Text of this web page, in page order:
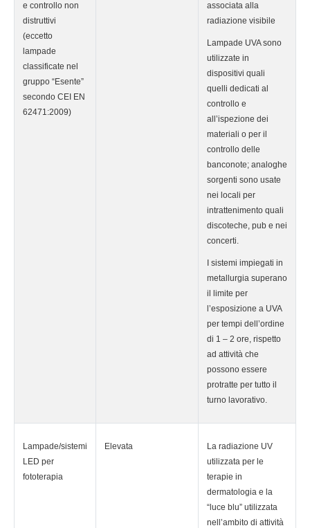
e controllo non
distruttivi
(eccetto
lampade
classificate nel
gruppo “Esente”
secondo CEI EN
62471:2009)
associata alla
radiazione visibile
Lampade UVA sono
utilizzate in
dispositivi quali
quelli dedicati al
controllo e
all’ispezione dei
materiali o per il
controllo delle
banconote; analoghe
sorgenti sono usate
nei locali per
intrattenimento quali
discoteche, pub e nei
concerti.
I sistemi impiegati in
metallurgia superano
il limite per
l’esposizione a UVA
per tempi dell’ordine
di 1 – 2 ore, rispetto
ad attività che
possono essere
protratte per tutto il
turno lavorativo.
Lampade/sistemi
LED per
fototerapia
Elevata
La radiazione UV
utilizzata per le
terapie in
dermatologia e la
“luce blu” utilizzata
nell’ambito di attività